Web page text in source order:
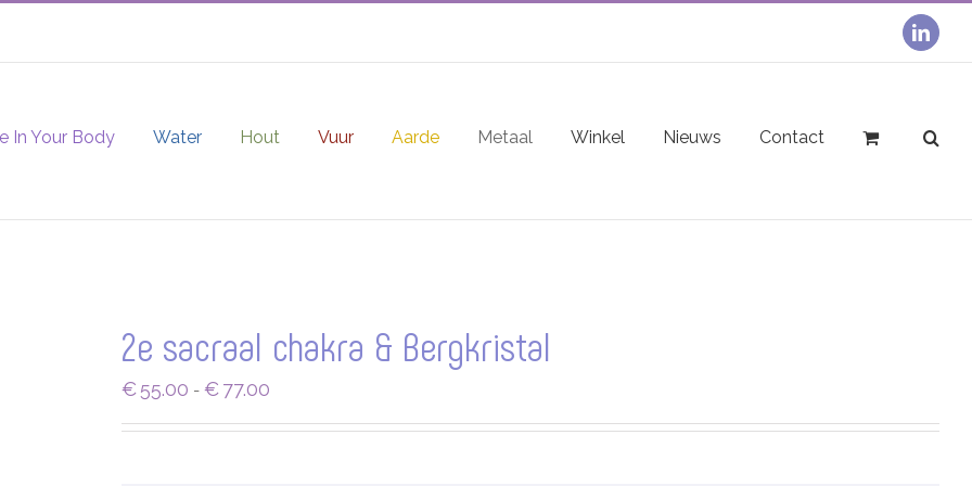
In Your Body Water Hout Vuur Aarde Metaal Winkel Nieuws Contact
2e sacraal chakra & Bergkristal
€55.00 - €77.00
tot